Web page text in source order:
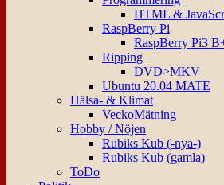
HTML &
RaspBerry Pi
RaspBerry Pi3
Ripping
DVD>MKV
Ubuntu 20.04 MATE
Hälsa- & Klimat
VeckoMätning
Hobby / Nöjen
Rubiks Kub (-nya-)
Rubiks Kub (gamla)
ToDo